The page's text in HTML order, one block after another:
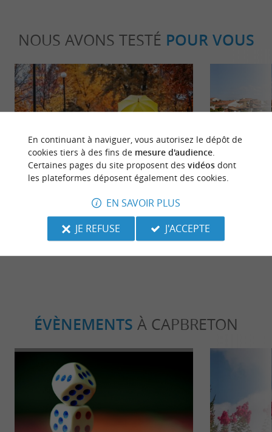
NOUS AVONS TESTÉ POUR VOUS
Que faire dans les Landes quand il
836 m - Capbreton
Séjours / Weekend
ÉVÈNEMENTS À CAPBRETON
En continuant à naviguer, vous autorisez le dépôt de
cookies tiers à des fins de mesure d'audience.
Certaines pages du site proposent des vidéosdont
les plateformes déposent également des cookies.
EN SAVOIR PLUS
JE REFUSE
J'ACCEPTE